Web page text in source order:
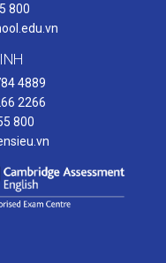
800
4889
2266
800